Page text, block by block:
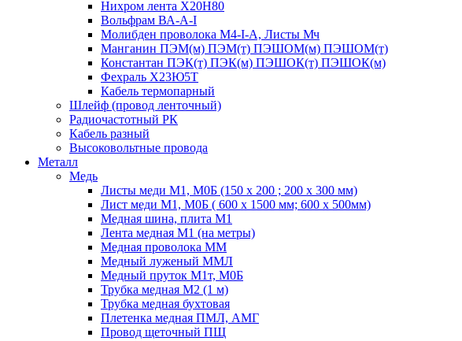
Нихром лента Х20Н80
Вольфрам ВА-А-I
Молибден проволока М4-I-А, Листы Мч
Манганин ПЭМ(м) ПЭМ(т) ПЭШОМ(м) ПЭШОМ(т)
Константан ПЭК(т) ПЭК(м) ПЭШОК(т) ПЭШОК(м)
Фехраль Х23Ю5Т
Кабель термопарный
Шлейф (провод ленточный)
Радиочастотный РК
Кабель разный
Высоковольтные провода
Металл
Медь
Листы меди М1, М0Б (150 х 200 ; 200 х 300 мм)
Лист меди М1, М0Б ( 600 х 1500 мм; 600 х 500мм)
Медная шина, плита М1
Лента медная М1 (на метры)
Медная проволока ММ
Медный луженый ММЛ
Медный пруток М1т, М0Б
Трубка медная М2 (1 м)
Трубка медная бухтовая
Плетенка медная ПМЛ, АМГ
Провод щеточный ПЩ